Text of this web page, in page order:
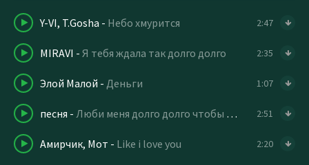
Y-VI, T.Gosha - Небо хмурится 2:47
MIRAVI - Я тебя ждала так долго долго 2:35
Элой Малой - Деньги 1:07
песня - Люби меня долго долго чтобы больше (speed up tiktok) 2:51
Амирчик, Мот - Like i love you 2:20